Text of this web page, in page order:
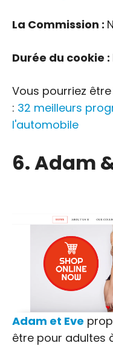
La Commission :
Durée du cookie :
Vous pourriez
: 32 meilleurs
l'automobile
6. Adam
Adam et Eve
être pour adultes